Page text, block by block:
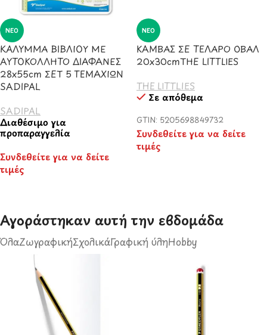
ΝΈΟ
ΚΑΛΥΜΜΑ ΒΙΒΛΙΟΥ ΜΕ
ΑΥΤΟΚΟΛΛΗΤΟ ΔΙΑΦΑΝΕΣ
28x55cm ΣΕΤ 5 ΤΕΜΑΧΙΩΝ
SADIPAL
SADIPAL
Διαθέσιμο για
προπαραγγελία
Συνδεθείτε για να δείτε
τιμές
ΝΈΟ
ΚΑΜΒΑΣ ΣΕ ΤΕΛΑΡΟ ΟΒΑΛ
20x30cmΤΗΕ LITTLIES
THE LITTLIES
Σε απόθεμα
GTIN: 5205698849732
Συνδεθείτε για να δείτε
τιμές
Αγοράστηκαν αυτή την εβδομάδα​
ΌλαΖωγραφικήΣχολικάΓραφική ύληHobby